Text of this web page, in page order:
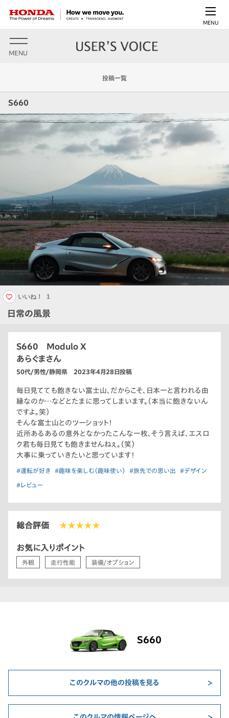
MENU
MENU
投稿一覧
S660
日常の風景
いいね！ 1
S660 Modulo X
あらぐまさん
50代/男性/静岡県 2023年4月28日投稿
毎日見てても飽きない富士山、だからこそ、日本一と言われる由
縁なのか…などとたまに思ってしまいます。（本当に飽きないん
ですよ。笑）
そんな富士山とのツーショット！
近所あるあるの意外となかったこんな一枚、そう言えば、エスロ
ク君も毎日見ても飽きませんねぇ。（笑）
大事に乗っていきたいと思っています！
#運転が好き #趣味を楽しむ（趣味使い） #旅先での思い出 #デザイン
#レビュー
総合評価 ★★★★★
お気に入りポイント
外観 走行性能 装備/オプション
S660
このクルマの他の投稿を見る